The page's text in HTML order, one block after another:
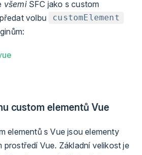
všemiSFC jako s custom
volbu
customElement
custom elementů Vue
elementů s Vue jsou elementy
prostředí Vue. Základní velikost je